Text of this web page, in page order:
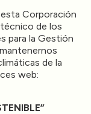
Corporación
de los
para la Gestión
de la
web: